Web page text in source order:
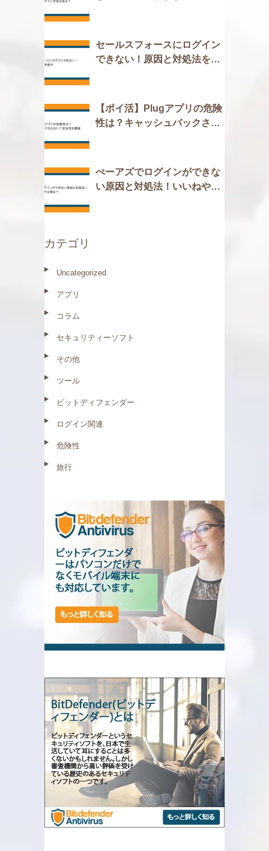
セールスフォースにログイン
できない！原因と対処法を紹
【ポイ活】Plugアプリの危険
性は？キャッシュバックされ
ぺーアズでログインができな
い原因と対処法！いいねやマ
カテゴリ
Uncategorized
アプリ
コラム
セキュリティーソフト
その他
ツール
ビットディフェンダー
ログイン関連
危険性
旅行